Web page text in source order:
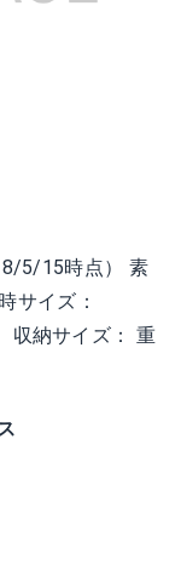
5/15時点） 素
サイズ：
収納サイズ： 重